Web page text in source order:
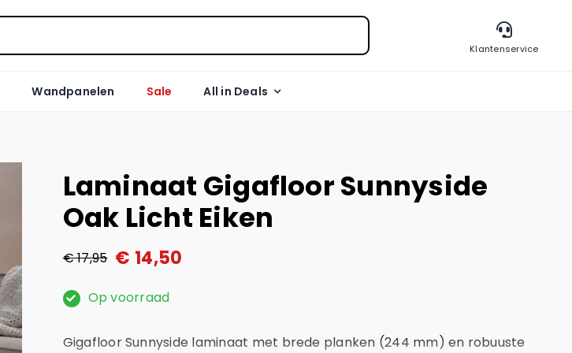
Klantenservice
Wandpanelen Sale All in Deals
Laminaat Gigafloor Sunnyside
Oak Licht Eiken
€17,95
Oorspronkelijke
prijs
€ 17,95.
€ 14,50
Huidige
prijs
€ 14,50.
Op voorraad
Gigafloor Sunnyside laminaat met brede planken (244 mm) en robuuste